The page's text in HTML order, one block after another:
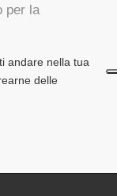
per la
andare nella tua
delle